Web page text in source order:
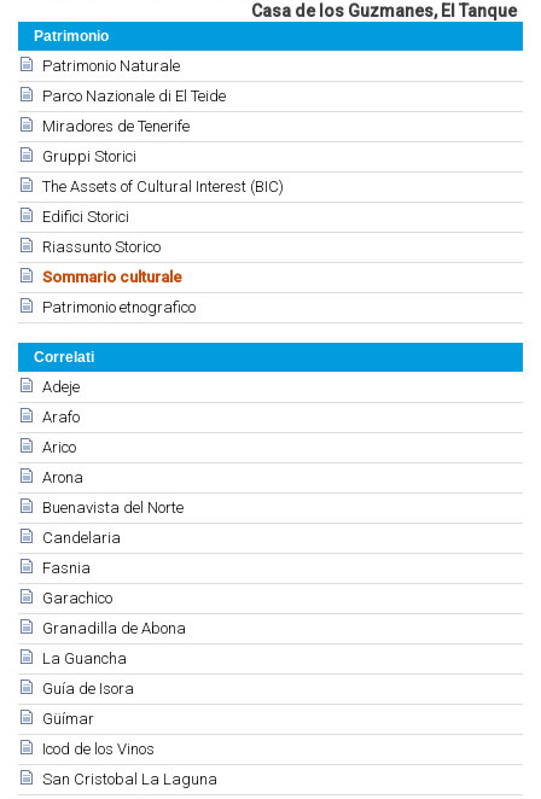
Patrimonio
Patrimonio Naturale
Parco Nazionale di El Teide
Miradores de Tenerife
Gruppi Storici
The Assets of Cultural Interest (BIC)
Edifici Storici
Riassunto Storico
Sommario culturale
Patrimonio etnografico
Correlati
Adeje
Arafo
Arico
Arona
Buenavista del Norte
Candelaria
Fasnia
Garachico
Granadilla de Abona
La Guancha
Guía de Isora
Güímar
Icod de los Vinos
San Cristobal La Laguna
Casa de los Guzmanes, El Tanque